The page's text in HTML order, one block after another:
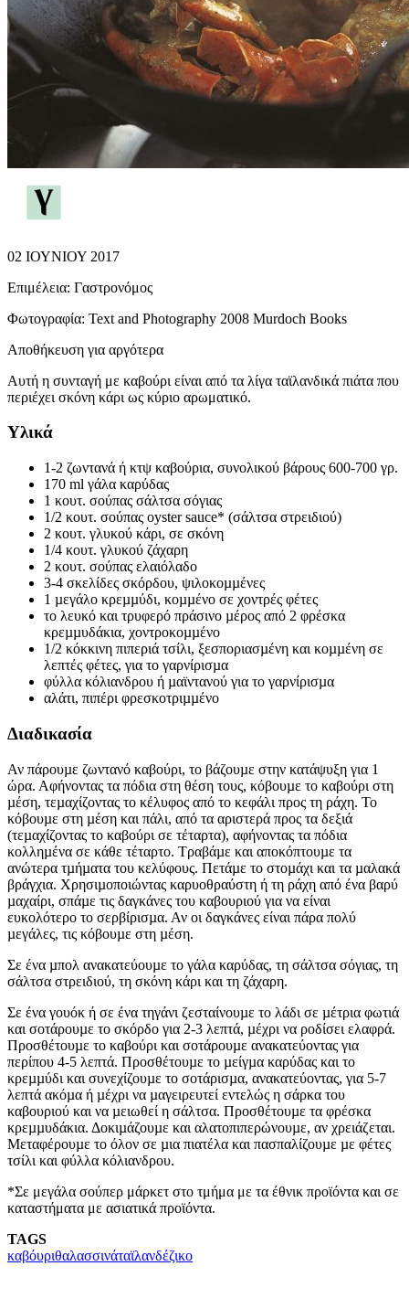
02 ΙΟΥΝΙΟΥ 2017
Επιμέλεια: Γαστρονόμος
Φωτογραφία: Text and Photography 2008 Murdoch Books
Αποθήκευση για αργότερα
Αυτή η συνταγή με καβούρι είναι από τα λίγα ταϊλανδικά πιάτα που
περιέχει σκόνη κάρι ως κύριο αρωματικό.
Υλικά
1-2 ζωντανά ή κτψ καβούρια, συνολικού βάρους 600-700 γρ.
170 ml γάλα καρύδας
1 κουτ. σούπας σάλτσα σόγιας
1/2 κουτ. σούπας oyster sauce* (σάλτσα στρειδιού)
2 κουτ. γλυκού κάρι, σε σκόνη
1/4 κουτ. γλυκού ζάχαρη
2 κουτ. σούπας ελαιόλαδο
3-4 σκελίδες σκόρδου, ψιλοκοµµένες
1 µεγάλο κρεµµύδι, κοµµένο σε χοντρές φέτες
το λευκό και τρυφερό πράσινο µέρος από 2 φρέσκα
κρεµµυδάκια, χοντροκοµµένο
1/2 κόκκινη πιπεριά τσίλι, ξεσποριασµένη και κοµµένη σε
λεπτές φέτες, για το γαρνίρισµα
φύλλα κόλιανδρου ή µαϊντανού για το γαρνίρισµα
αλάτι, πιπέρι φρεσκοτριµµένο
Διαδικασία
Αν πάρουµε ζωντανό καβούρι, το βάζουµε στην κατάψυξη για 1
ώρα. Αφήνοντας τα πόδια στη θέση τους, κόβουµε το καβούρι στη
µέση, τεµαχίζοντας το κέλυφος από το κεφάλι προς τη ράχη. Το
κόβουµε στη µέση και πάλι, από τα αριστερά προς τα δεξιά
(τεµαχίζοντας το καβούρι σε τέταρτα), αφήνοντας τα πόδια
κολληµένα σε κάθε τέταρτο. Τραβάµε και αποκόπτουµε τα
ανώτερα τµήµατα του κελύφους. Πετάµε το στοµάχι και τα µαλακά
βράγχια. Χρησιµοποιώντας καρυοθραύστη ή τη ράχη από ένα βαρύ
µαχαίρι, σπάµε τις δαγκάνες του καβουριού για να είναι
ευκολότερο το σερβίρισµα. Αν οι δαγκάνες είναι πάρα πολύ
µεγάλες, τις κόβουµε στη µέση.
Σε ένα µπολ ανακατεύουµε το γάλα καρύδας, τη σάλτσα σόγιας, τη
σάλτσα στρειδιού, τη σκόνη κάρι και τη ζάχαρη.
Σε ένα γουόκ ή σε ένα τηγάνι ζεσταίνουµε το λάδι σε µέτρια φωτιά
και σοτάρουµε το σκόρδο για 2-3 λεπτά, µέχρι να ροδίσει ελαφρά.
Προσθέτουµε το καβούρι και σοτάρουµε ανακατεύοντας για
περίπου 4-5 λεπτά. Προσθέτουµε το µείγµα καρύδας και το
κρεµµύδι και συνεχίζουµε το σοτάρισµα, ανακατεύοντας, για 5-7
λεπτά ακόµα ή µέχρι να µαγειρευτεί εντελώς η σάρκα του
καβουριού και να µειωθεί η σάλτσα. Προσθέτουµε τα φρέσκα
κρεµµυδάκια. Δοκιµάζουµε και αλατοπιπερώνουµε, αν χρειάζεται.
Μεταφέρουµε το όλον σε µια πιατέλα και πασπαλίζουµε µε φέτες
τσίλι και φύλλα κόλιανδρου.
*Σε μεγάλα σούπερ μάρκετ στο τμήμα με τα έθνικ προϊόντα και σε
καταστήματα με ασιατικά προϊόντα.
TAGS
καβόυριθαλασσινάταϊλανδέζικο